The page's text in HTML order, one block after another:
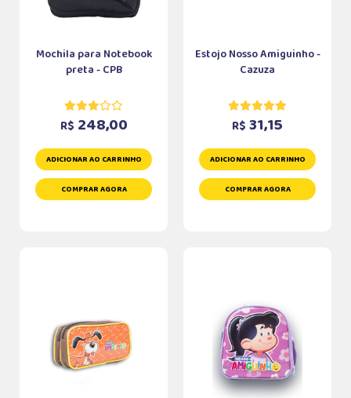
Mochila para Notebook
preta - CPB
R$ 248,00
ADICIONAR AO CARRINHO
COMPRAR AGORA
Estojo Nosso Amiguinho -
Cazuza
R$ 31,15
ADICIONAR AO CARRINHO
COMPRAR AGORA